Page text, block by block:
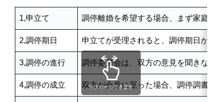
1,申立て 調停離婚を希望する場合、まず家庭裁
2,調停期日 申立てが受理されると、調停期日が設
3,調停の進行 調停委員会は、双方の意見を聞きなが
4,調停の成立 双方が合意に至った場合、調停調書が
スクロールできます